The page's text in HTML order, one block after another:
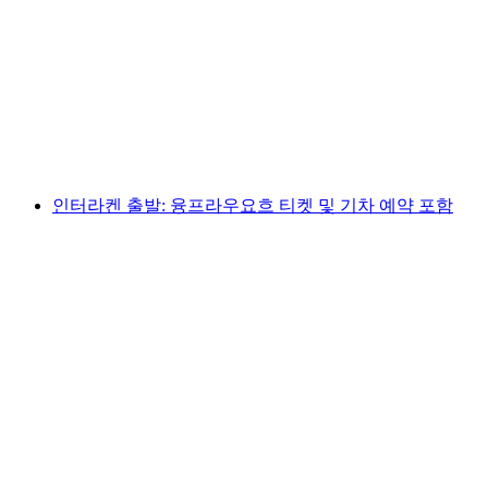
인터라켄 출발: 융프라우요흐 티켓 및 기차 예약 포함